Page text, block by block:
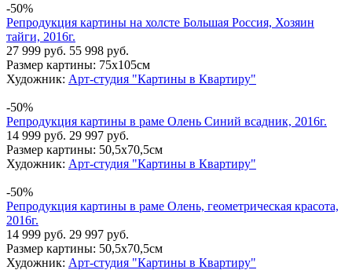
-50%
Репродукция картины на холсте Большая Россия, Хозяин
тайги, 2016г.
27 999 руб. 55 998 руб.
Размер картины: 75х105см
Художник: Арт-студия "Картины в Квартиру"
-50%
Репродукция картины в раме Олень Синий всадник, 2016г.
14 999 руб. 29 997 руб.
Размер картины: 50,5х70,5см
Художник: Арт-студия "Картины в Квартиру"
-50%
Репродукция картины в раме Олень, геометрическая красота,
2016г.
14 999 руб. 29 997 руб.
Размер картины: 50,5х70,5см
Художник: Арт-студия "Картины в Квартиру"